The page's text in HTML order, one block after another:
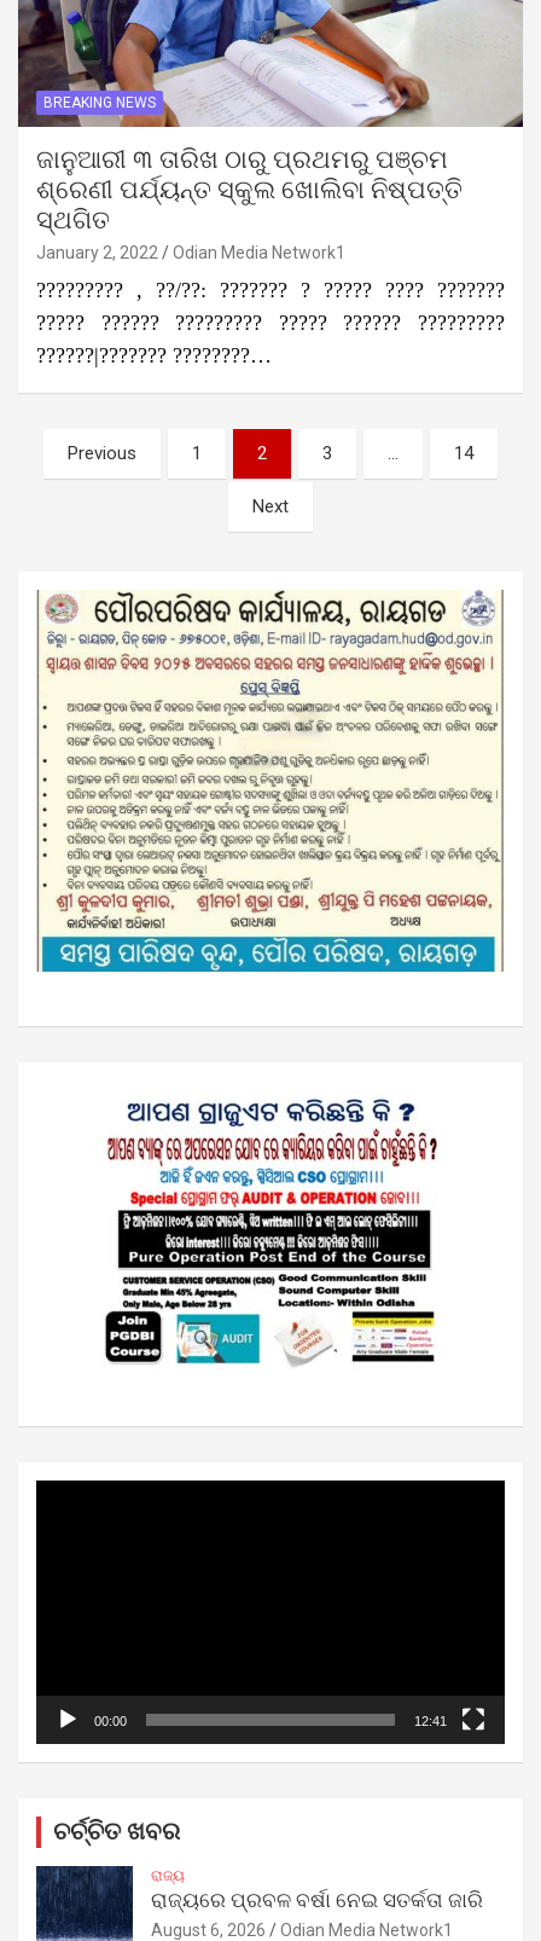
BREAKING NEWS
ଜାନୁଆରୀ ୩ ତାରିଖ ଠାରୁ ପ୍ରଥମରୁ ପଞ୍ଚମ
ଶ୍ରେଣୀ ପର୍ଯ୍ୟନ୍ତ ସ୍କୁଲ ଖୋଲିବା ନିଷ୍ପତ୍ତି
ସ୍ଥଗିତ
January 2, 2022 Odian Media Network1
????????? , ??/??: ??????? ? ????? ???? ???????
????? ?????? ????????? ????? ?????? ?????????
??????|??????? ????????…
Posts
pagination
Previous 1 2 3 … 14
Next
00:00 12:41
ଚର୍ଚ୍ଚିତ ଖବର
ରାଜ୍ୟ
ରାଜ୍ୟରେ ପ୍ରବଳ ବର୍ଷା ନେଇ ସତର୍କତା ଜାରି
August 6, 2026 Odian Media Network1